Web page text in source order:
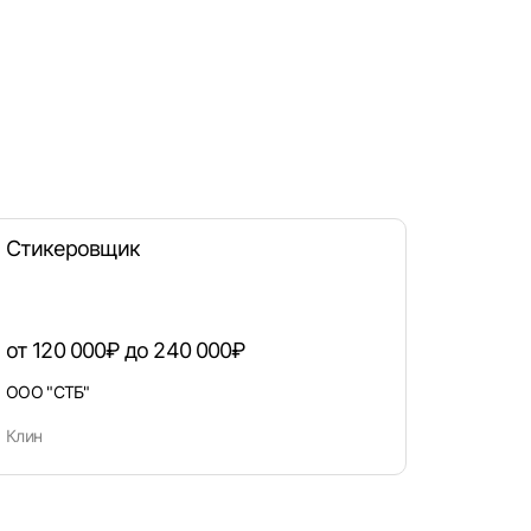
Стикеровщик
от 120 000₽ до 240 000₽
ООО "СТБ"
Клин